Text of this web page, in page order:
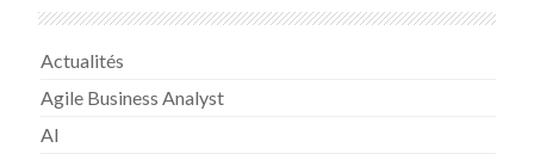
Actualités
Agile Business Analyst
AI